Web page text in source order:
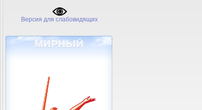
Версия для слабовидящих